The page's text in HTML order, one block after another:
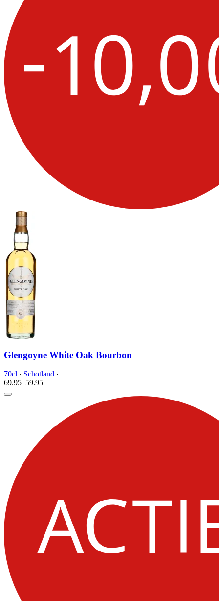
Glengoyne White Oak Bourbon
70cl · Schotland ·
69.95 59.95